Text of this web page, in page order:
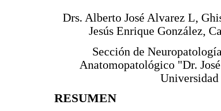
Drs. Alberto José Alvarez L,
Jesús Enrique González,
Sección de
Anatomopatológico "Dr.
Universidad
RESUMEN